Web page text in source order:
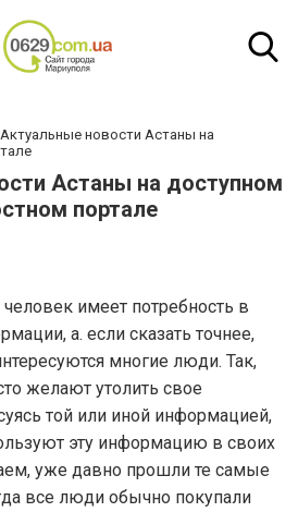
Актуальные новости Астаны на
Астаны на доступном
портале
имеет потребность в
а. если сказать точнее,
многие люди. Так,
желают утолить свое
той или иной информацией,
эту информацию в своих
уже давно прошли те самые
все люди обычно покупали